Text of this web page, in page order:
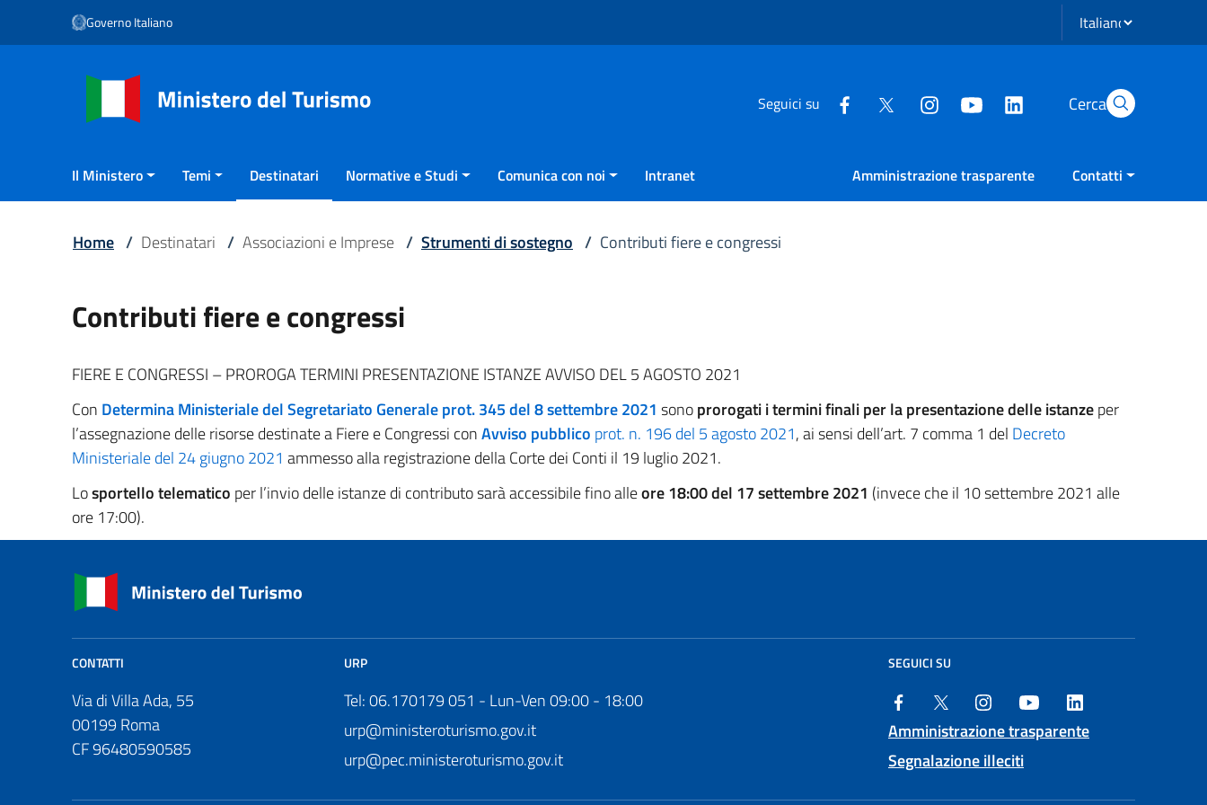
Vai ai contenuti
Vai al menu di navigazione
Governo Italiano Seleziona lingua
Seguici su Cerca
Il Ministero Temi Destinatari Normative e Studi Comunica con noi Intranet Amministrazione trasparente Contatti
Home / Destinatari / Associazioni e Imprese / Strumenti di sostegno / Contributi fiere e congressi
Contributi fiere e congressi
FIERE E CONGRESSI – PROROGA TERMINI PRESENTAZIONE ISTANZE AVVISO DEL 5 AGOSTO 2021
Con Determina Ministeriale del Segretariato Generale prot. 345 del 8 settembre 2021 sonoprorogati i termini finali per la presentazione delle istanzeper
l’assegnazione delle risorse destinate a Fiere e Congressi conAvviso pubblico prot. n. 196 del 5 agosto 2021, ai sensi dell’art. 7 comma 1 del Decreto
Ministeriale del 24 giugno 2021 ammesso alla registrazione della Corte dei Conti il 19 luglio 2021.
Losportello telematico per l’invio delle istanze di contributo sarà accessibile fino alleore 18:00 del 17 settembre 2021 (invece che il 10 settembre 2021 alle
ore 17:00).
CONTATTI
Via di Villa Ada, 55
00199 Roma
CF 96480590585
URP
Tel: 06.170179 051 - Lun-Ven 09:00 - 18:00
urp@ministeroturismo.gov.it
urp@pec.ministeroturismo.gov.it
SEGUICI SU
Amministrazione trasparente
Segnalazione illeciti